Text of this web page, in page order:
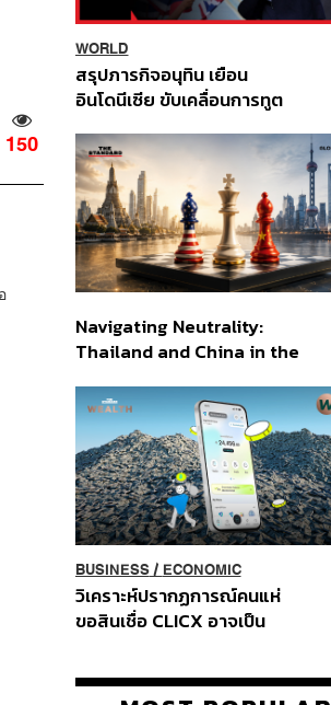
150
WORLD
สรุปภารกิจอนุทิน เยือน
อินโดนีเซีย ขับเคลื่อนการทูต
ส่วนยุทธศาสตร์ไทย –
อินโดนีเซีย
Navigating Neutrality:
Thailand and China in the
Order
BUSINESS/ ECONOMIC
วิเคราะห์ปรากฏการณ์คนแห่
ขอสินเชื่อ CLICX อาจเป็น
ปัญหาหนี้ครัวเรือนไทยที่ถูกซุก